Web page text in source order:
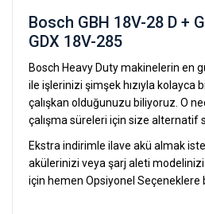
Bosch GBH 18V-28 D +
GDX 18V-285
Bosch Heavy Duty makinelerin en
ile işlerinizi şimşek hızıyla kolayca
çalışkan olduğunuzu biliyoruz. O
çalışma süreleri için size alternatif
Ekstra indirimle ilave akü almak
akülerinizi veya şarj aleti modelinizi
için hemen Opsiyonel Seçeneklere